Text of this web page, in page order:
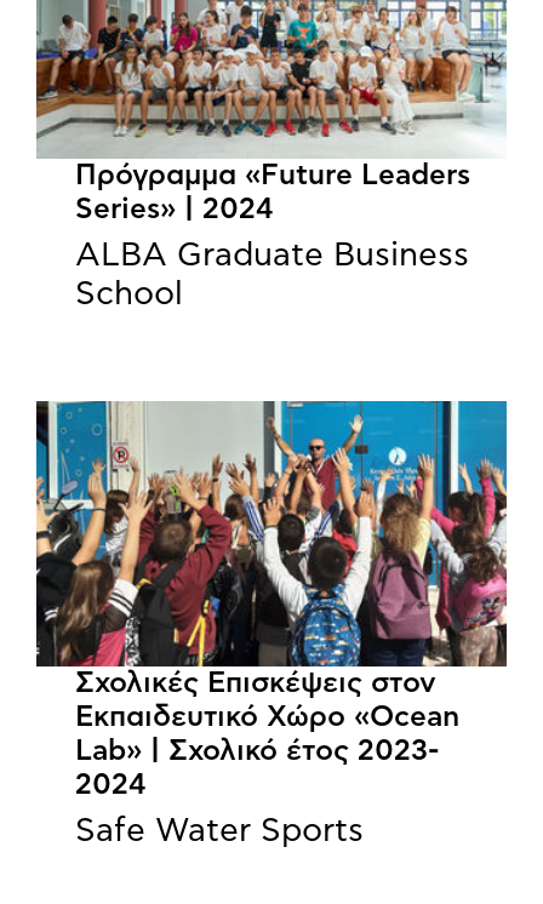
Πρόγραμμα «Future Leaders
Series» | 2024
ALBA Graduate Business
School
Σχολικές Επισκέψεις στον
Εκπαιδευτικό Χώρο «Ocean
Lab» | Σχολικό έτος 2023-
2024
Safe Water Sports